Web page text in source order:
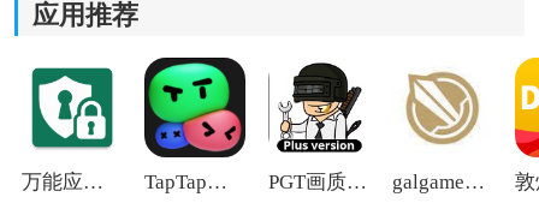
应用推荐
万能应用隐藏 TapTap国际版2026 PGT画质助手旧版 galgame游戏盒子2026